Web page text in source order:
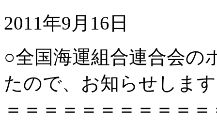
2011年9月16日
○全国海運組合連合会の
たので、お知らせしま
＝＝＝＝＝＝＝＝＝＝